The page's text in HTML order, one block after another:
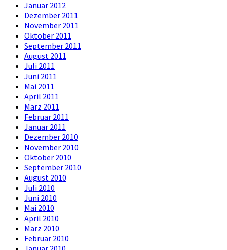
Januar 2012
Dezember 2011
November 2011
Oktober 2011
September 2011
August 2011
Juli 2011
Juni 2011
Mai 2011
April 2011
März 2011
Februar 2011
Januar 2011
Dezember 2010
November 2010
Oktober 2010
September 2010
August 2010
Juli 2010
Juni 2010
Mai 2010
April 2010
März 2010
Februar 2010